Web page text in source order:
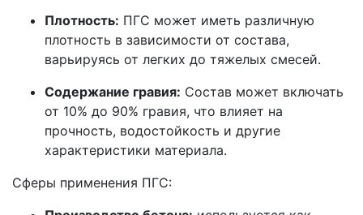
Плотность: ПГС может иметь различную
плотность в зависимости от состава,
варьируясь от легких до тяжелых смесей.
Содержание гравия: Состав может включать
от 10% до 90% гравия, что влияет на
прочность, водостойкость и другие
характеристики материала.
Сферы применения ПГС: